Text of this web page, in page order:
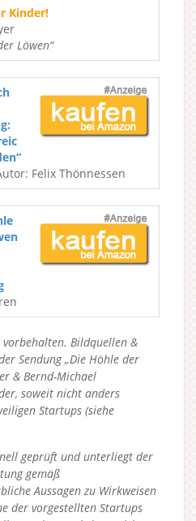
Kinder!
Löwen“
Felix Thönnessen
Bildquellen &
Sendung „Die Höhle der
& Bernd-Michael
soweit nicht anders
Startups (siehe
geprüft und unterliegt der
gemäß
Aussagen zu Wirkweisen
der vorgestellten Startups